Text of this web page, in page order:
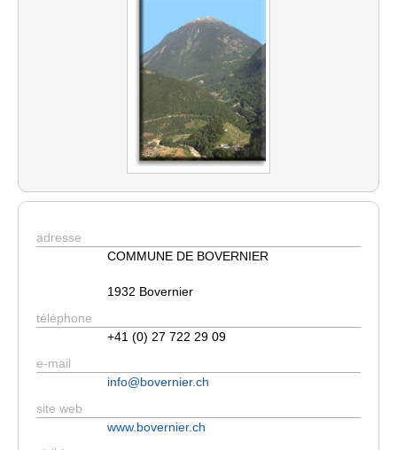
adresse
COMMUNE DE BOVERNIER
1932 Bovernier
téléphone
+41 (0) 27 722 29 09
e-mail
info@bovernier.ch
site web
www.bovernier.ch